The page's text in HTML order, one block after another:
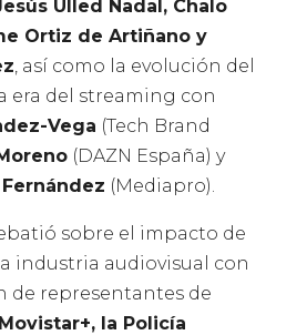
Ulled Nadal, Chalo
Ortiz de Artiñano y
, así como la evolución del
era del streaming con
Vega (Tech Brand
(DAZN España) y
(Mediapro).
sobre el impacto de
industria audiovisual con
de representantes de
la Policía